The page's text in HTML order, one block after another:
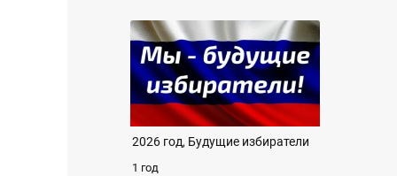
2026 год, Будущие избиратели
1 год